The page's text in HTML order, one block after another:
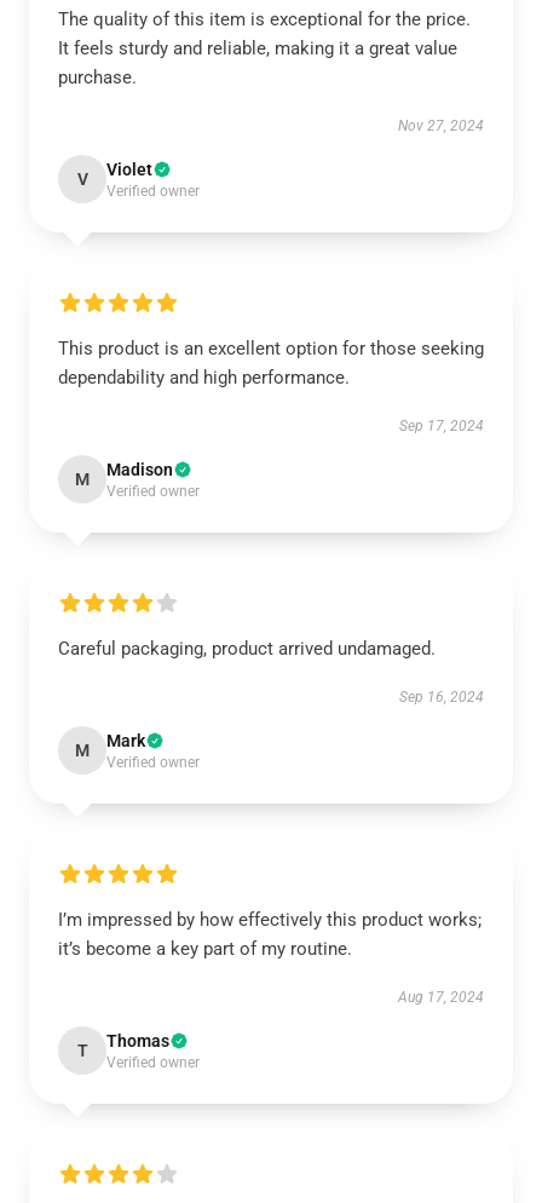
The quality of this item is exceptional for the price.
It feels sturdy and reliable, making it a great value
purchase.
Nov 27, 2024
V Violet
Verified owner
This product is an excellent option for those seeking
dependability and high performance.
Sep 17, 2024
M Madison
Verified owner
Careful packaging, product arrived undamaged.
Sep 16, 2024
M Mark
Verified owner
I’m impressed by how effectively this product works;
it’s become a key part of my routine.
Aug 17, 2024
T Thomas
Verified owner